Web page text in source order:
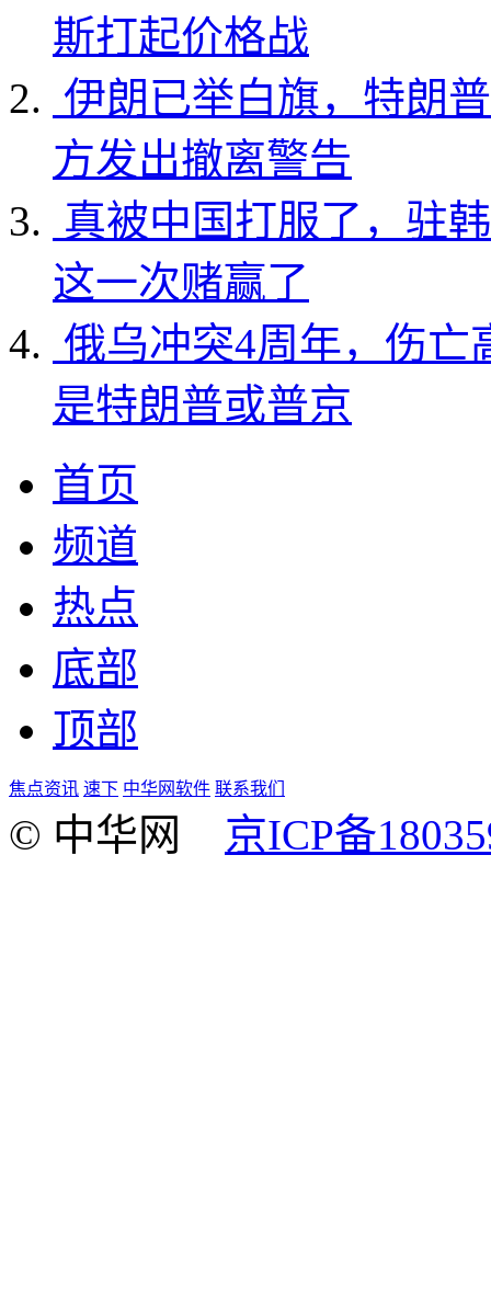
斯打起价格战
伊朗已举白旗，特朗
方发出撤离警告
真被中国打服了，驻
这一次赌赢了
俄乌冲突4周年，伤亡
是特朗普或普京
首页
频道
热点
底部
顶部
焦点资讯 速下 中华网软件 联系我们
© 中华网 京ICP备